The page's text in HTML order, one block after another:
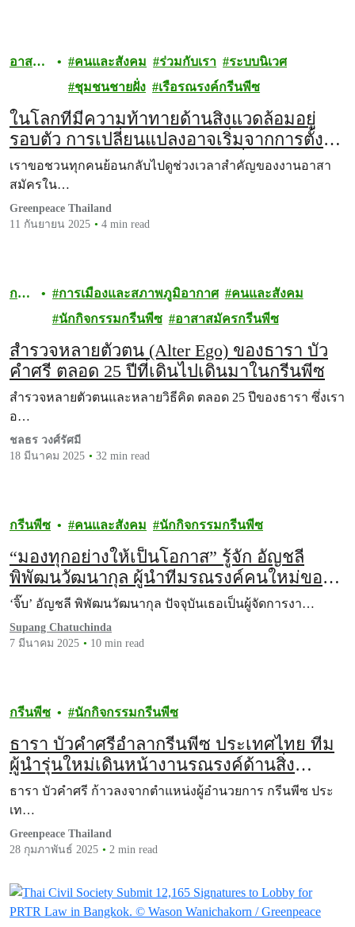
อาสา
คนและสังคม ร่วมกับเรา
ระบบนิเวศ
ชุมชนชายฝั่ง
เรือรณรงค์กรีนพีซ
ในโลกที่มีความท้าทายด้านสิ่งแวดล้อมอยู่
รอบตัว การเปลี่ยนแปลงอาจเริ่มจากการตั้ง
คำถามว่า “เราทำอะไรได้บ้างเพื่อโลกของ
เรา”
เราขอชวนทุกคนย้อนกลับไปดูช่วงเวลาสำคัญของงานอาสา
สมัครใน…
Greenpeace Thailand
11 กันยายน 2025
4 min read
กรี
การเมืองและสภาพภูมิอากาศ
คนและสังคม
นักกิจกรรมกรีนพีซ
อาสาสมัครกรีนพีซ
สำรวจหลายตัวตน (Alter Ego) ของธารา บัว
คำศรี ตลอด 25 ปีที่เดินไปเดินมาในกรีนพีซ
สำรวจหลายตัวตนและหลายวิธีคิด ตลอด 25 ปีของธารา ซึ่งเรา
อ…
ชลธร วงศ์รัศมี
18 มีนาคม 2025
32 min read
กรีนพีซ คนและสังคม นักกิจกรรมกรีนพีซ
“มองทุกอย่างให้เป็นโอกาส” รู้จัก อัญชลี
พิพัฒนวัฒนากุล ผู้นำทีมรณรงค์คนใหม่ของ
กรีนพีซ ประเทศไทย
‘จิ๊บ’ อัญชลี พิพัฒนวัฒนากุล ปัจจุบันเธอเป็นผู้จัดการงา…
Supang Chatuchinda
7 มีนาคม 2025
10 min read
กรีนพีซ นักกิจกรรมกรีนพีซ
ธารา บัวคำศรีอำลากรีนพีซ ประเทศไทย ทีม
ผู้นำรุ่นใหม่เดินหน้างานรณรงค์ด้านสิ่ง
แวดล้อม
ธารา บัวคำศรี ก้าวลงจากตำแหน่งผู้อำนวยการ กรีนพีซ ประ
เท…
Greenpeace Thailand
28 กุมภาพันธ์ 2025
2 min read